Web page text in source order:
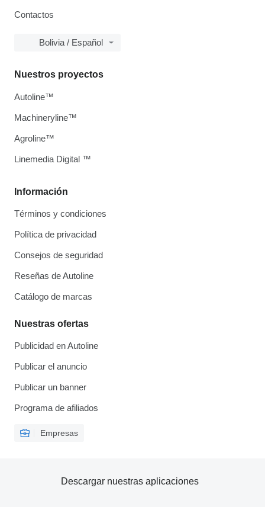
Contactos
Bolivia / Español
Información
Términos y condiciones
Política de privacidad
Consejos de seguridad
Reseñas de Autoline
Catálogo de marcas
Nuestras ofertas
Publicidad en Autoline
Publicar el anuncio
Publicar un banner
Programa de afiliados
Empresas
Nuestros proyectos
Autoline™
Machineryline™
Agroline™
Linemedia Digital ™
Descargar nuestras aplicaciones